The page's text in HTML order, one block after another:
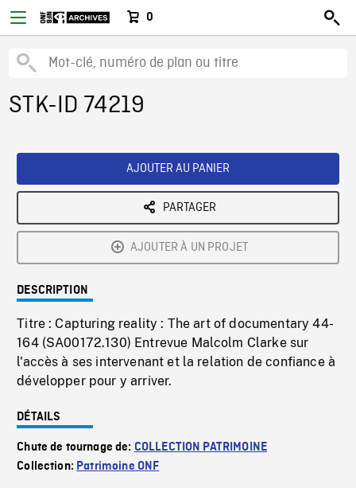
0
STK-ID 74219
AJOUTER AU PANIER
PARTAGER
AJOUTER À UN PROJET
DESCRIPTION
Titre : Capturing reality : The art of documentary 44-
164 (SA00172.130) Entrevue Malcolm Clarke sur
l'accès à ses intervenant et la relation de confiance à
développer pour y arriver.
DÉTAILS
Chute de tournage de: COLLECTION PATRIMOINE
Collection: Patrimoine ONF